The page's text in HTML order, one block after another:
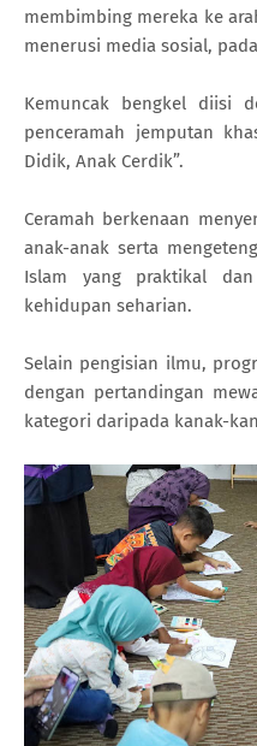
membimbing mereka ke
menerusi media sosial,
Kemuncak bengkel diisi
penceramah jemputan
Didik, Anak Cerdik”.
Ceramah berkenaan
anak-anak serta
Islam yang praktikal
kehidupan seharian.
Selain pengisian ilmu,
dengan pertandingan
kategori daripada kanak-